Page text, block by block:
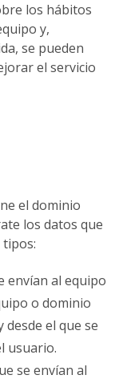
los hábitos
y,
se pueden
el servicio
el dominio
los datos que
envían al equipo
o dominio
el que se
usuario.
se envían al